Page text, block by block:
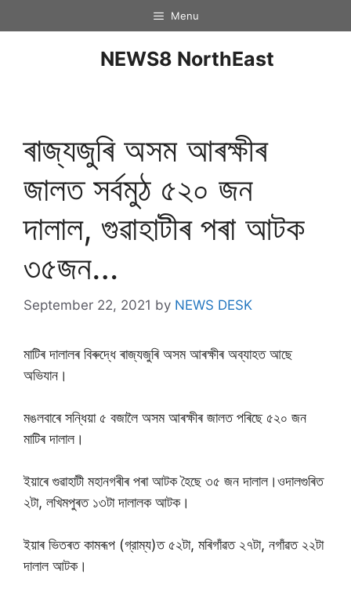
Menu
NEWS8 NorthEast
ৰাজ্যজুৰি অসম আৰক্ষীৰ
জালত সৰ্বমুঠ ৫২০ জন
দালাল, গুৱাহাটীৰ পৰা আটক
৩৫জন…
September 22, 2021 by NEWS DESK
মাটিৰ দালালৰ বিৰুদ্ধে ৰাজ্যজুৰি অসম আৰক্ষীৰ অব্যাহত আছে
অভিযান।
মঙলবাৰে সন্ধিয়া ৫ বজালৈ অসম আৰক্ষীৰ জালত পৰিছে ৫২০ জন
মাটিৰ দালাল।
ইয়াৰে গুৱাহাটী মহানগৰীৰ পৰা আটক হৈছে ৩৫ জন দালাল।ওদালগুৰিত
২টা, লখিমপুৰত ১৩টা দালালক আটক।
ইয়াৰ ভিতৰত কামৰূপ (গ্রাম্য)ত ৫২টা, মৰিগাঁৱত ২৭টা, নগাঁৱত ২২টা
দালাল আটক।